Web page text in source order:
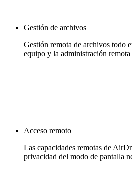
Gestión de archivos
Gestión remota de archivos todo
equipo y la administración
Acceso remoto
Las capacidades remotas de
privacidad del modo de pantalla